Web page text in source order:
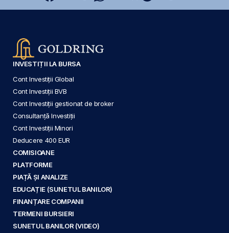
INVESTIȚII LA BURSA
Cont Investiții Global
Cont Investiții BVB
Cont Investiții gestionat de broker
Consultanță Investiții
Cont Investiții Minori
Deducere 400 EUR
COMISIOANE
PLATFORME
PIAȚĂ ȘI ANALIZE
EDUCAȚIE (SUNETUL BANILOR)
FINANȚARE COMPANII
TERMENI BURSIERI
SUNETUL BANILOR (VIDEO)